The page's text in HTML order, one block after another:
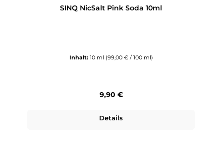
SINQ NicSalt Pink Soda 10ml
Inhalt: 10 ml (99,00 € / 100 ml)
Regulärer Preis:
9,90 €
Details